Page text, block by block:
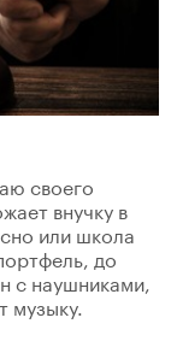
своего
внучку в
или школа
до
с наушниками,
музыку.